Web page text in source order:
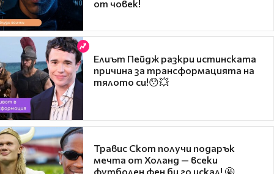
от човек!
Елиът Пейдж разкри истинската
причина за трансформацията на
тялото си!😯💥
Травис Скот получи подарък
мечта от Холанд — всеки
футболен фен би го искал! 🤩